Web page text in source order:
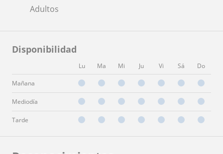
Adultos
Disponibilidad
Lu Ma Mi Ju Vi Sá Do
Mañana
Mediodía
Tarde